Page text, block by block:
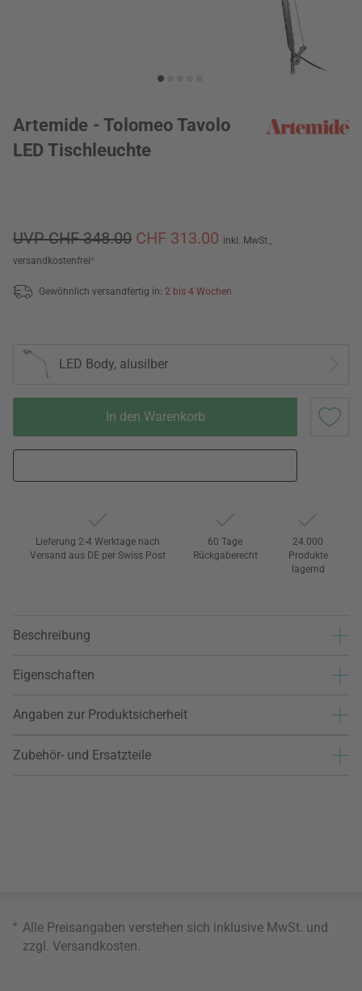
Artemide - Tolomeo Tavolo
LED Tischleuchte
UVP CHF 348.00 CHF 313.00 inkl. MwSt.,
versandkostenfrei*
Gewöhnlich versandfertig in: 2 bis 4 Wochen
LED Body, alusilber
In den Warenkorb
Lieferung 2-4 Werktage nach
Versand aus DE per Swiss Post
60 Tage
Rückgaberecht
24.000
Produkte
lagernd
Beschreibung
Eigenschaften
Angaben zur Produktsicherheit
Zubehör- und Ersatzteile
* Alle Preisangaben verstehen sich inklusive MwSt. und
zzgl. Versandkosten